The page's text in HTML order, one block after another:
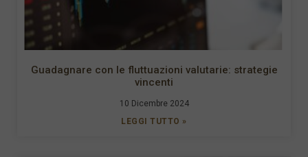
Guadagnare con le fluttuazioni valutarie: strategie
vincenti
10 Dicembre 2024
LEGGI TUTTO »